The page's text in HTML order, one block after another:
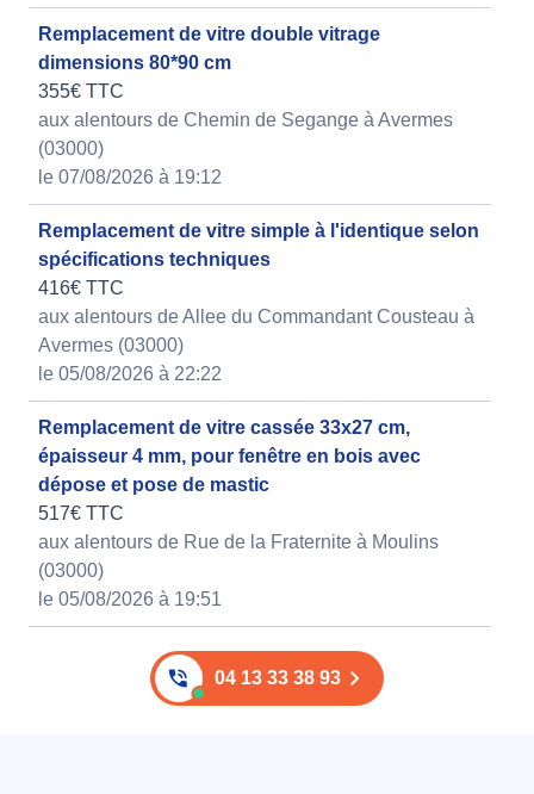
Remplacement de vitre double vitrage
dimensions 80*90 cm
355€ TTC
aux alentours de Chemin de Segange à Avermes
(03000)
le 07/08/2026 à 19:12
Remplacement de vitre simple à l'identique selon
spécifications techniques
416€ TTC
aux alentours de Allee du Commandant Cousteau à
Avermes (03000)
le 05/08/2026 à 22:22
Remplacement de vitre cassée 33x27 cm,
épaisseur 4 mm, pour fenêtre en bois avec
dépose et pose de mastic
517€ TTC
aux alentours de Rue de la Fraternite à Moulins
(03000)
le 05/08/2026 à 19:51
04 13 33 38 93